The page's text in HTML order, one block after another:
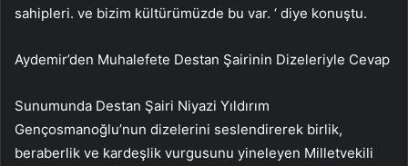
sahipleri. ve bizim kültürümüzde bu var. ‘ diye konuştu.
Aydemir’den Muhalefete Destan Şairinin Dizeleriyle Cevap
Sunumunda Destan Şairi Niyazi Yıldırım
Gençosmanoğlu’nun dizelerini seslendirerek birlik,
beraberlik ve kardeşlik vurgusunu yineleyen Milletvekili